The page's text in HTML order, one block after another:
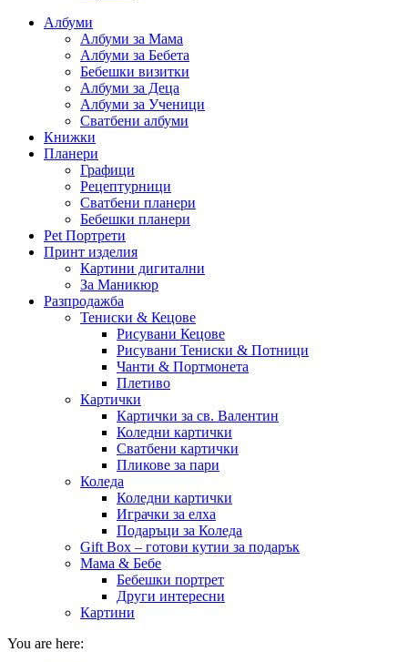
Албуми
Албуми за Мама
Албуми за Бебета
Бебешки визитки
Албуми за Деца
Албуми за Ученици
Сватбени албуми
Книжки
Планери
Графици
Рецептурници
Сватбени планери
Бебешки планери
Pet Портрети
Принт изделия
Картини дигитални
За Маникюр
Разпродажба
Тениски & Кецове
Рисувани Кецове
Рисувани Тениски & Потници
Чанти & Портмонета
Плетиво
Картички
Картички за св. Валентин
Коледни картички
Сватбени картички
Пликове за пари
Коледа
Коледни картички
Играчки за елха
Подаръци за Коледа
Gift Box – готови кутии за подарък
Мама & Бебе
Бебешки портрет
Други интересни
Картини
You are here: